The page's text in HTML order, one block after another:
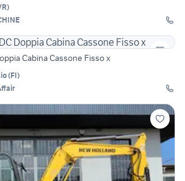
)
Cabina Cassone Fisso x
(FI)